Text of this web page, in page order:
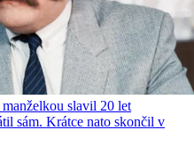
slavil 20 let
sám. Krátce nato skončil v